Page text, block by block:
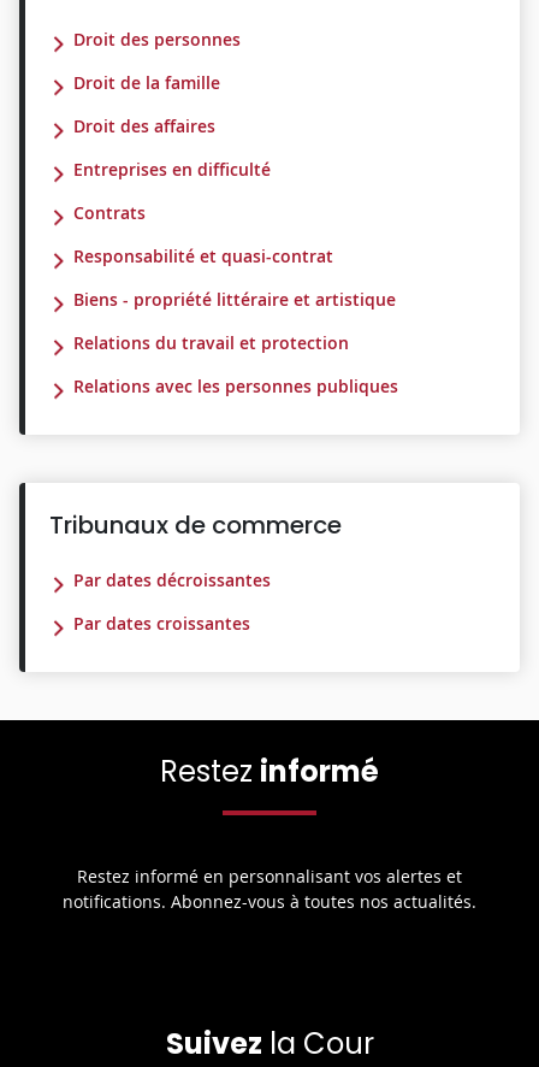
Droit des personnes
Droit de la famille
Droit des affaires
Entreprises en difficulté
Contrats
Responsabilité et quasi-contrat
Biens - propriété littéraire et artistique
Relations du travail et protection
Relations avec les personnes publiques
Tribunaux de commerce
Par dates décroissantes
Par dates croissantes
Restez informé
Restez informé en personnalisant vos alertes et
notifications. Abonnez-vous à toutes nos actualités.
Suivez la Cour